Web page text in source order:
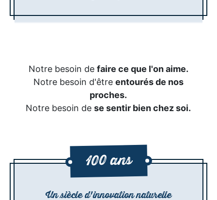
Notre besoin de faire ce que l'on aime.
Notre besoin d'être entourés de nos
proches.
Notre besoin dese sentir bien chez soi.
100 ans
Un siècle d'innovation naturelle